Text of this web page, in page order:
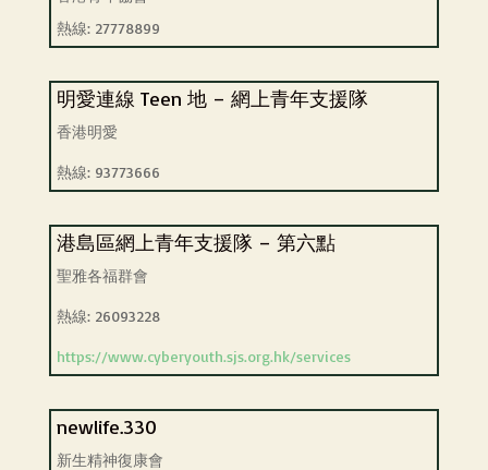
熱線: 27778899
明愛連線 Teen 地 – 網上青年支援隊
香港明愛
熱線: 93773666
港島區網上青年支援隊 – 第六點
聖雅各福群會
熱線: 26093228
https://www.cyberyouth.sjs.org.hk/services
newlife.330
新生精神復康會